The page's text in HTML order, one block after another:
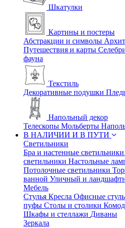
Шкатулки
Картины и постеры
Абстракции и символы
Путешествия и карты
фауна
Текстиль
Декоративные подушки
Напольный декор
Телескопы Мольберты
В НАЛИЧИИ И В ПУТИ
Светильники
Бра и настенные светильники
светильники Настольные
Потолочные светильники
ванной Уличный и
Мебель
Стулья Кресла Офисные
пуфы Столы и столики
Шкафы и стеллажи Диваны
Зеркала